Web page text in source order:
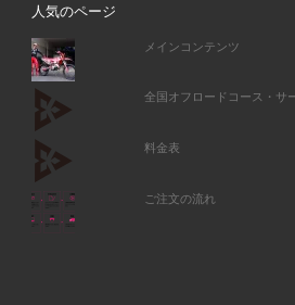
人気のページ
メインコンテンツ
全国オフロードコース・サ
料金表
ご注文の流れ